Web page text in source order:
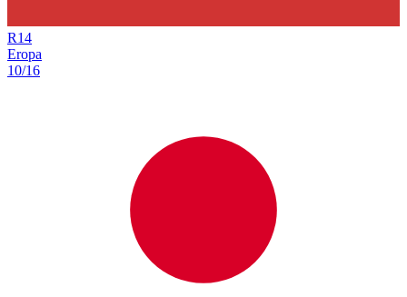
R14
Eropa
10/16